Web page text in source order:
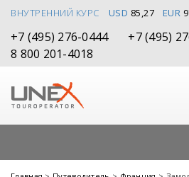
ВНУТРЕННИЙ КУРС USD 85,27 EUR
+7 (495) 276-0444
+7 (495)
8 800 201-4018